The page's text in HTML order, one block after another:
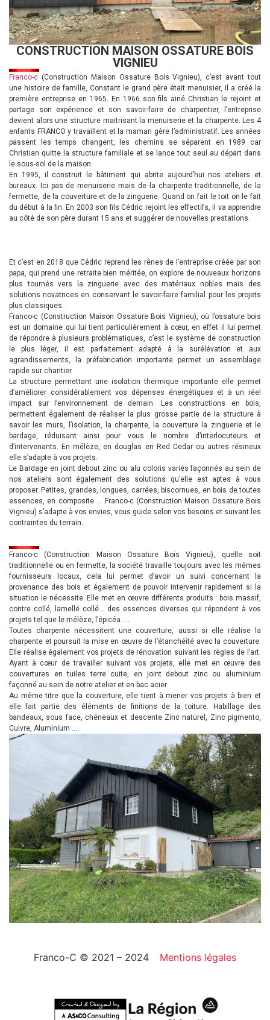
CONSTRUCTION MAISON OSSATURE BOIS
VIGNIEU
Franco-c (Construction Maison Ossature Bois Vignieu), c’est avant tout
une histoire de famille, Constant le grand père était menuisier, il a créé la
première entreprise en 1965. En 1966 son fils ainé Christian le rejoint et
partage son expérience et son savoir-faire de charpentier, l’entreprise
devient alors une structure maitrisant la menuiserie et la charpente. Les 4
enfants FRANCO y travaillent et la maman gère l’administratif. Les années
passent les temps changent, les chemins se séparent en 1989 car
Christian quitte la structure familiale et se lance tout seul au départ dans
le sous-sol de la maison.
En 1995, il construit le bâtiment qui abrite aujourd’hui nos ateliers et
bureaux. Ici pas de menuiserie mais de la charpente traditionnelle, de la
fermette, de la couverture et de la zinguerie. Quand on fait le toit on le fait
du début à la fin. En 2003 son fils Cédric rejoint les effectifs, il va apprendre
au côté de son père durant 15 ans et suggérer de nouvelles prestations.
Et c’est en 2018 que Cédric reprend les rênes de l’entreprise créée par son
papa, qui prend une retraite bien méritée, on explore de nouveaux horizons
plus tournés vers la zinguerie avec des matériaux nobles mais des
solutions novatrices en conservant le savoir-faire familial pour les projets
plus classiques.
Franco-c (Construction Maison Ossature Bois Vignieu), où l’ossature bois
est un domaine qui lui tient particulièrement à cœur, en effet il lui permet
de répondre à plusieurs problématiques, c’est le système de construction
le plus léger, il est parfaitement adapté à la surélévation et aux
agrandissements, la préfabrication importante permet un assemblage
rapide sur chantier.
La structure permettant une isolation thermique importante elle permet
d’améliorer considérablement vos dépenses énergétiques et à un réel
impact sur l’environnement de demain. Les constructions en bois,
permettent également de réaliser la plus grosse partie de la structure à
savoir les murs, l’isolation, la charpente, la couverture la zinguerie et le
bardage, réduisant ainsi pour vous le nombre d’interlocuteurs et
d’intervenants. En mélèze, en douglas en Red Cedar ou autres résineux
elle s’adapte à vos projets.
Le Bardage en joint debout zinc ou alu coloris variés façonnés au sein de
nos ateliers sont également des solutions qu’elle est aptes à vous
proposer. Petites, grandes, longues, carrées, biscornues, en bois de toutes
essences, en composite … Franco-c (Construction Maison Ossature Bois
Vignieu) s’adapte à vos envies, vous guide selon vos besoins et suivant les
contraintes du terrain.
Franco-c (Construction Maison Ossature Bois Vignieu), quelle soit
traditionnelle ou en fermette, la société travaille toujours avec les mêmes
fournisseurs locaux, cela lui permet d’avoir un suivi concernant la
provenance des bois et également de pouvoir intervenir rapidement si la
situation le nécessite. Elle met en œuvre différents produits : bois massif,
contre collé, lamellé collé… des essences diverses qui répondent à vos
projets tel que le mélèze, l’épicéa ….
Toutes charpente nécessitent une couverture, aussi si elle réalise la
charpente et poursuit la mise en œuvre de l’étanchéité avec la couverture.
Elle réalise également vos projets de rénovation suivant les règles de l’art.
Ayant à cœur de travailler suivant vos projets, elle met en œuvre des
couvertures en tuiles terre cuite, en joint debout zinc ou aluminium
façonné au sein de notre atelier et en bac acier.
Au même titre que la couverture, elle tient à mener vos projets à bien et
elle fait partie des éléments de finitions de la toiture. Habillage des
bandeaux, sous face, chêneaux et descente Zinc naturel, Zinc pigmento,
Cuivre, Aluminium ….
Franco-C © 2021 – 2024 Mentions légales